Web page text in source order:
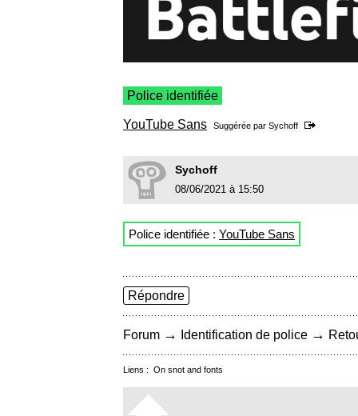
Police identifiée
YouTube Sans Suggérée par Sychoff
Sychoff
08/06/2021 à 15:50
Police identifiée : YouTube Sans
Répondre
Forum → Identification de police →
Liens : On snot and fonts